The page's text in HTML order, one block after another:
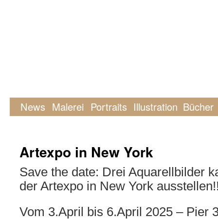
News Malerei Portraits Illustration Bücher
Artexpo in New York
Save the date: Drei Aquarellbilder
der Artexpo in New York
Vom 3.April bis 6.April 2025 – Pier